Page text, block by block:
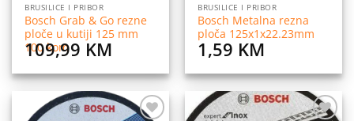
BRUSILICE I PRIBOR
Bosch Grab & Go rezne
ploče u kutiji 125 mm
100 kom
109,99 KM
BRUSILICE I PRIBOR
Bosch Metalna rezna
ploča 125x1x22.23mm
1,59 KM